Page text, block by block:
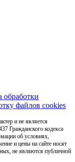
обработки
файлов cookies
и не является
Гражданского кодекса
об условиях,
и цены на сайте носят
не являются публичной